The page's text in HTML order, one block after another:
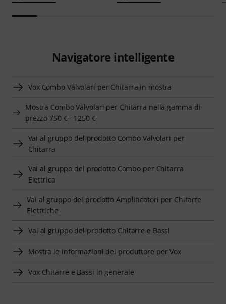
Navigatore intelligente
Vox Combo Valvolari per Chitarra in mostra
Mostra Combo Valvolari per Chitarra nella gamma di
prezzo 750 € - 1250 €
Vai al gruppo del prodotto Combo Valvolari per
Chitarra
Vai al gruppo del prodotto Combo per Chitarra
Elettrica
Vai al gruppo del prodotto Amplificatori per Chitarre
Elettriche
Vai al gruppo del prodotto Chitarre e Bassi
Mostra le informazioni del produttore per Vox
Vox Chitarre e Bassi in generale